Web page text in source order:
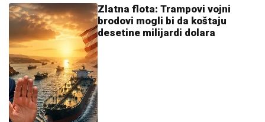
Zlatna flota: Trampovi vojni
brodovi mogli bi da koštaju
desetine milijardi dolara